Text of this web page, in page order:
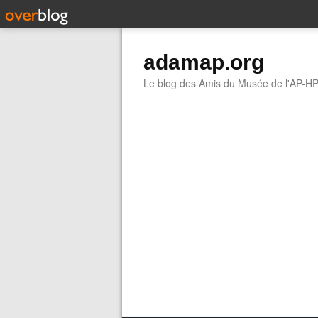
adamap.org
Le blog des Amis du Musée de l'AP-HP